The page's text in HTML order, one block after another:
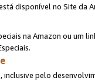
disponível no Site da
na Amazon ou um
inclusive pelo